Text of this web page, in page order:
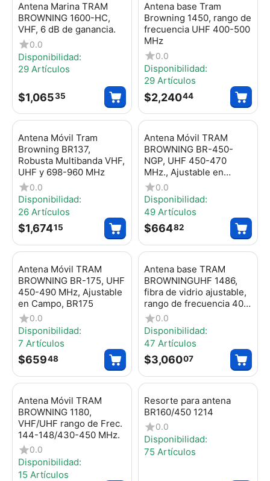
Antena Marina TRAM
BROWNING 1600-HC,
VHF, 6 dB de ganancia.
0.0
Disponibilidad:
29 Artículos
$1,06535
Antena base Tram
Browning 1450, rango de
frecuencia UHF 400-500
MHz
0.0
Disponibilidad:
29 Artículos
$2,24044
Antena Móvil Tram
Browning BR137,
Robusta Multibanda VHF,
UHF y 698-960 MHz
0.0
Disponibilidad:
26 Artículos
$1,67415
Antena Móvil TRAM
BROWNING BR-450-
NGP, UHF 450-470
MHz., Ajustable en
Campo
0.0
Disponibilidad:
49 Artículos
$66482
Antena Móvil TRAM
BROWNING BR-175, UHF
450-490 MHz, Ajustable
en Campo, BR175
0.0
Disponibilidad:
7 Artículos
$65948
Antena base TRAM
BROWNINGUHF 1486,
fibra de vidrio ajustable,
rango de frecuencia 406
- 512 MHz
0.0
Disponibilidad:
47 Artículos
$3,06007
Antena Móvil TRAM
BROWNING 1180,
VHF/UHF rango de Frec.
144-148/430-450 MHz.
0.0
Disponibilidad:
15 Artículos
Resorte para antena
BR160/450 1214
0.0
Disponibilidad:
75 Artículos